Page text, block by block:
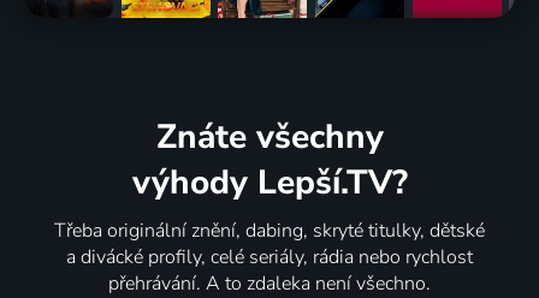
Znáte všechny
výhody Lepší.TV?
Třeba originální znění, dabing, skryté titulky, dětské
a divácké profily, celé seriály, rádia nebo rychlost
přehrávání. A to zdaleka není všechno.